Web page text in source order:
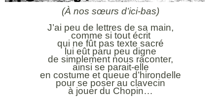
(À nos sœurs d’ici-bas)
J’ai peu de lettres de sa main,
comme si tout écrit
qui ne fût pas texte sacré
lui eût paru peu digne
de simplement nous raconter,
ainsi se parait-elle
en costume et queue d’hirondelle
pour se poser au clavecin
à jouer du Chopin…